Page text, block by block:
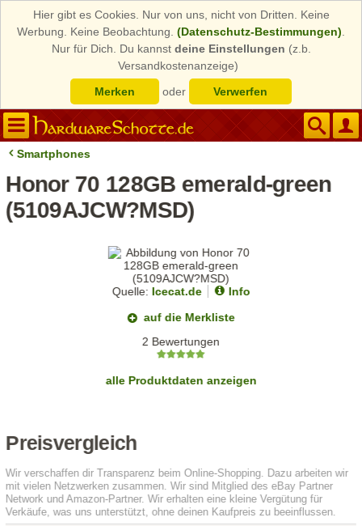
Hier gibt es Cookies. Nur von uns, nicht von Dritten. Keine
Werbung. Keine Beobachtung. (Datenschutz-Bestimmungen)
Nur für Dich. Du kannst deine Einstellungen (z.b.
Versandkostenanzeige)
Merken
oder Verwerfen
Smartphones
Honor 70 128GB emerald-green
(5109AJCW?MSD)
Quelle: Icecat.de
Info
auf die Merkliste
2 Bewertungen
alle Produktdaten anzeigen
Preisvergleich
Wir verschaffen dir Transparenz beim Online-Shopping. Dazu arbeiten wir
mit vielen Netzwerken zusammen. Wir sind Mitglied des eBay Partner
Network und Amazon-Partner. Wir erhalten eine kleine Vergütung für
Verkäufe, was uns unterstützt, ohne deinen Kaufpreis zu beeinflussen.